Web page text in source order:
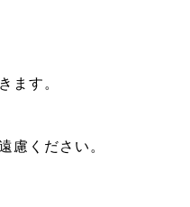
ます。
慮ください。